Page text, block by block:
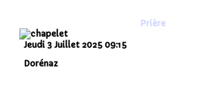
Prière
Jeudi 3 Juillet 2025 09:15
Dorénaz